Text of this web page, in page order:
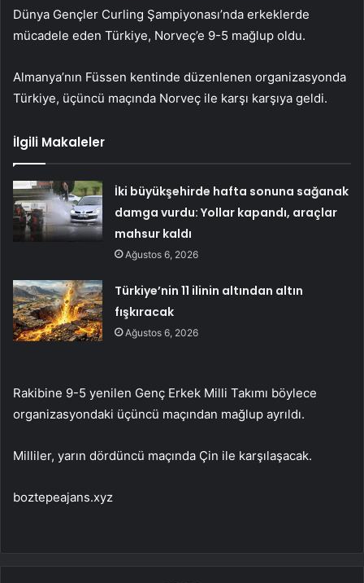
Dünya Gençler Curling Şampiyonası’nda erkeklerde
mücadele eden Türkiye, Norveç’e 9-5 mağlup oldu.
Almanya’nın Füssen kentinde düzenlenen organizasyonda
Türkiye, üçüncü maçında Norveç ile karşı karşıya geldi.
İlgili Makaleler
İki büyükşehirde hafta sonuna sağanak
damga vurdu: Yollar kapandı, araçlar
mahsur kaldı
Ağustos 6, 2026
Türkiye’nin 11 ilinin altından altın
fışkıracak
Ağustos 6, 2026
Rakibine 9-5 yenilen Genç Erkek Milli Takımı böylece
organizasyondaki üçüncü maçından mağlup ayrıldı.
Milliler, yarın dördüncü maçında Çin ile karşılaşacak.
boztepeajans.xyz